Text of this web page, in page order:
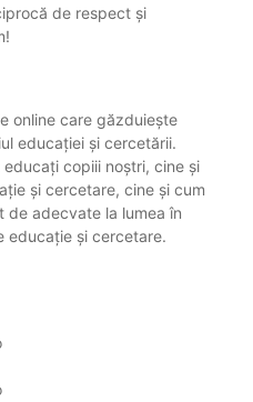
de respect și
online care găzduiește
educației și cercetării.
copiii noștri, cine și
și cercetare, cine și cum
de adecvate la lumea în
educație și cercetare.